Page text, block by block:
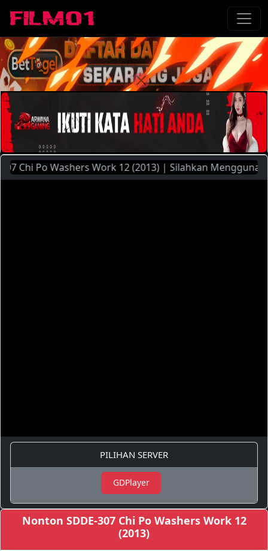
Po Washers Work 12 (2013) | Silahkan
PILIHAN SERVER
GDPlayer
Nonton SDDE-307 Chi Po Washers Work 12
(2013)